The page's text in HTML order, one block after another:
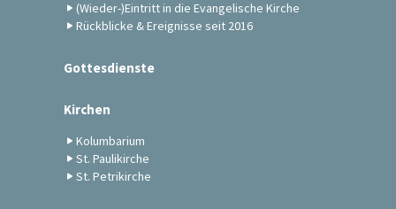
(Wieder-)Eintritt in die Evangelische Kirche
Rückblicke & Ereignisse seit 2016
Gottesdienste
Kirchen
Kolumbarium
St. Paulikirche
St. Petrikirche